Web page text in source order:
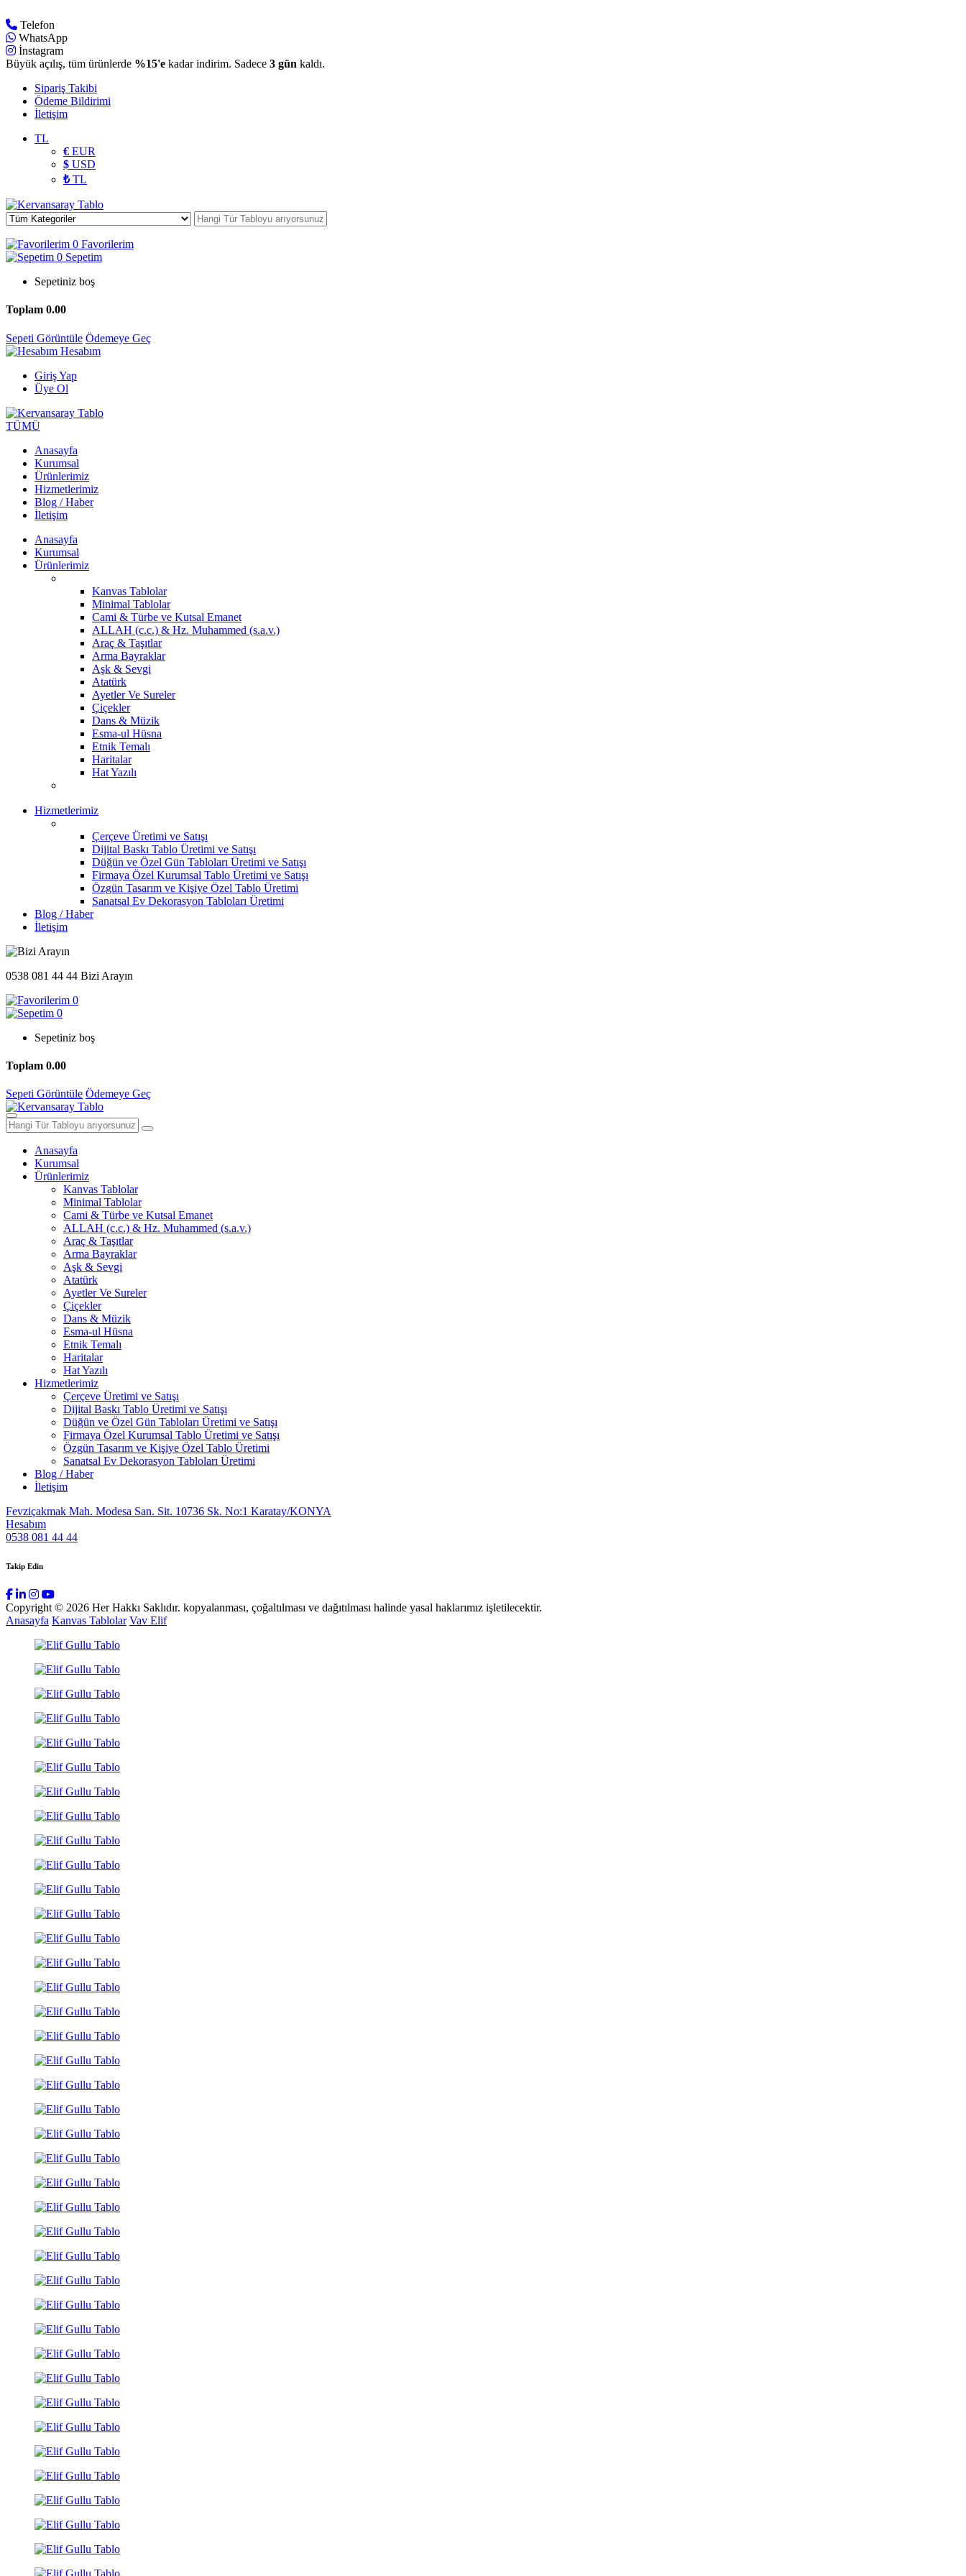
Telefon
WhatsApp
İnstagram
Büyük açılış, tüm ürünlerde %15'e kadar indirim. Sadece 3 gün kaldı.
Sipariş Takibi
Ödeme Bildirimi
İletişim
TL
€ EUR
$ USD
₺TL
0 Favorilerim
0 Sepetim
Sepetiniz boş
Toplam 0.00
Sepeti Görüntüle Ödemeye Geç
Hesabım
Giriş Yap
Üye Ol
TÜMÜ
Anasayfa
Kurumsal
Ürünlerimiz
Hizmetlerimiz
Blog / Haber
İletişim
Anasayfa
Kurumsal
Ürünlerimiz
Kanvas Tablolar
Minimal Tablolar
Cami & Türbe ve Kutsal Emanet
ALLAH (c.c.) & Hz. Muhammed (s.a.v.)
Araç & Taşıtlar
Arma Bayraklar
Aşk & Sevgi
Atatürk
Ayetler Ve Sureler
Çiçekler
Dans & Müzik
Esma-ul Hüsna
Etnik Temalı
Haritalar
Hat Yazılı
Hizmetlerimiz
Çerçeve Üretimi ve Satışı
Dijital Baskı Tablo Üretimi ve Satışı
Düğün ve Özel Gün Tabloları Üretimi ve Satışı
Firmaya Özel Kurumsal Tablo Üretimi ve Satışı
Özgün Tasarım ve Kişiye Özel Tablo Üretimi
Sanatsal Ev Dekorasyon Tabloları Üretimi
Blog / Haber
İletişim
0538 081 44 44 Bizi Arayın
0
0
Sepetiniz boş
Toplam 0.00
Sepeti Görüntüle Ödemeye Geç
Anasayfa
Kurumsal
Ürünlerimiz
Kanvas Tablolar
Minimal Tablolar
Cami & Türbe ve Kutsal Emanet
ALLAH (c.c.) & Hz. Muhammed (s.a.v.)
Araç & Taşıtlar
Arma Bayraklar
Aşk & Sevgi
Atatürk
Ayetler Ve Sureler
Çiçekler
Dans & Müzik
Esma-ul Hüsna
Etnik Temalı
Haritalar
Hat Yazılı
Hizmetlerimiz
Çerçeve Üretimi ve Satışı
Dijital Baskı Tablo Üretimi ve Satışı
Düğün ve Özel Gün Tabloları Üretimi ve Satışı
Firmaya Özel Kurumsal Tablo Üretimi ve Satışı
Özgün Tasarım ve Kişiye Özel Tablo Üretimi
Sanatsal Ev Dekorasyon Tabloları Üretimi
Blog / Haber
İletişim
Fevziçakmak Mah. Modesa San. Sit. 10736 Sk. No:1 Karatay/KONYA
Hesabım
0538 081 44 44
Takip Edin
Copyright © 2026 Her Hakkı Saklıdır. kopyalanması, çoğaltılması ve dağıtılması halinde yasal haklarımız işletilecektir.
Anasayfa Kanvas Tablolar Vav Elif